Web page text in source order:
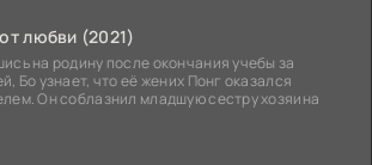
любви (2021)
на родину после окончания учебы за
Бо узнает, что её жених Понг оказался
Он соблазнил младшую сестру хозяина